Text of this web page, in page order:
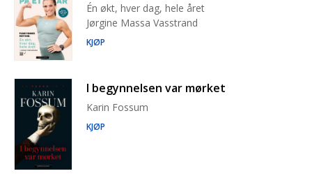
Én økt, hver dag, hele året
Jørgine Massa Vasstrand
KJØP
I begynnelsen var mørket
Karin Fossum
KJØP